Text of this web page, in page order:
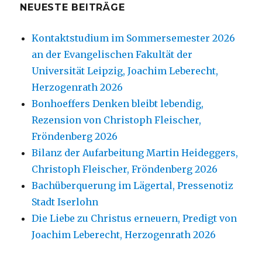
NEUESTE BEITRÄGE
Kontaktstudium im Sommersemester 2026
an der Evangelischen Fakultät der
Universität Leipzig, Joachim Leberecht,
Herzogenrath 2026
Bonhoeffers Denken bleibt lebendig,
Rezension von Christoph Fleischer,
Fröndenberg 2026
Bilanz der Aufarbeitung Martin Heideggers,
Christoph Fleischer, Fröndenberg 2026
Bachüberquerung im Lägertal, Pressenotiz
Stadt Iserlohn
Die Liebe zu Christus erneuern, Predigt von
Joachim Leberecht, Herzogenrath 2026